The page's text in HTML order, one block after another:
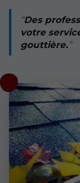
Des
votre
gouttière.